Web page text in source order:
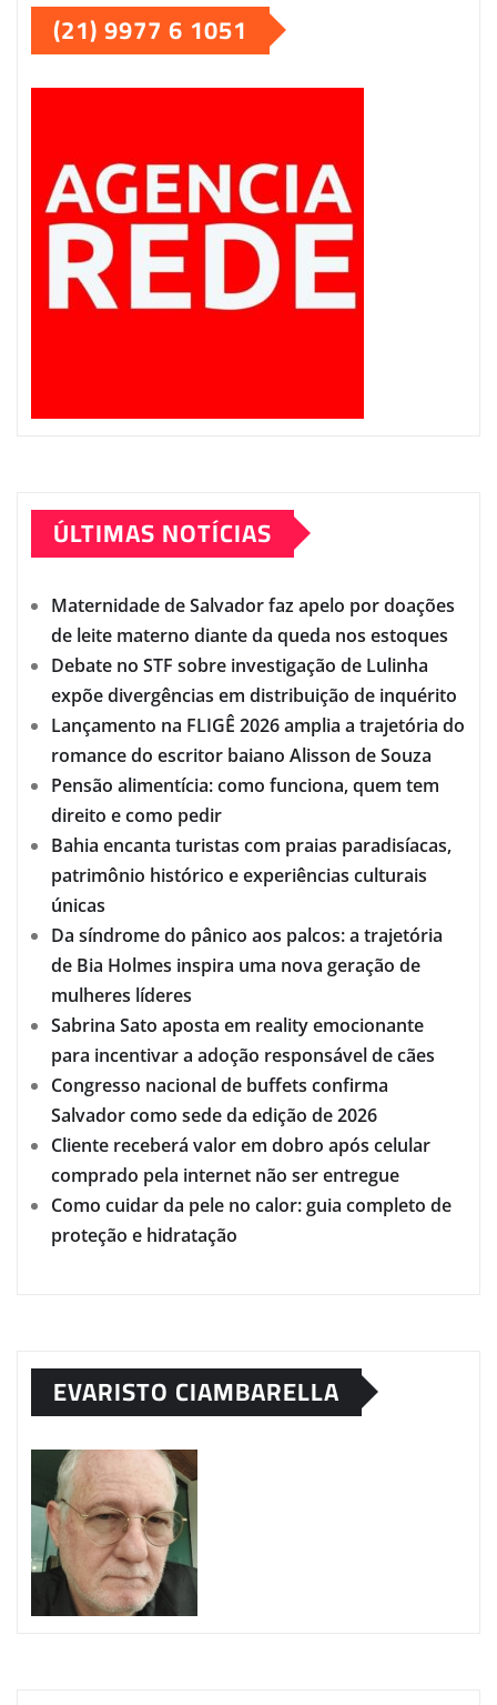
(21) 9977 6 1051
ÚLTIMAS NOTÍCIAS
Maternidade de Salvador faz apelo por doações
de leite materno diante da queda nos estoques
Debate no STF sobre investigação de Lulinha
expõe divergências em distribuição de inquérito
Lançamento na FLIGÊ 2026 amplia a trajetória do
romance do escritor baiano Alisson de Souza
Pensão alimentícia: como funciona, quem tem
direito e como pedir
Bahia encanta turistas com praias paradisíacas,
patrimônio histórico e experiências culturais
únicas
Da síndrome do pânico aos palcos: a trajetória
de Bia Holmes inspira uma nova geração de
mulheres líderes
Sabrina Sato aposta em reality emocionante
para incentivar a adoção responsável de cães
Congresso nacional de buffets confirma
Salvador como sede da edição de 2026
Cliente receberá valor em dobro após celular
comprado pela internet não ser entregue
Como cuidar da pele no calor: guia completo de
proteção e hidratação
EVARISTO CIAMBARELLA